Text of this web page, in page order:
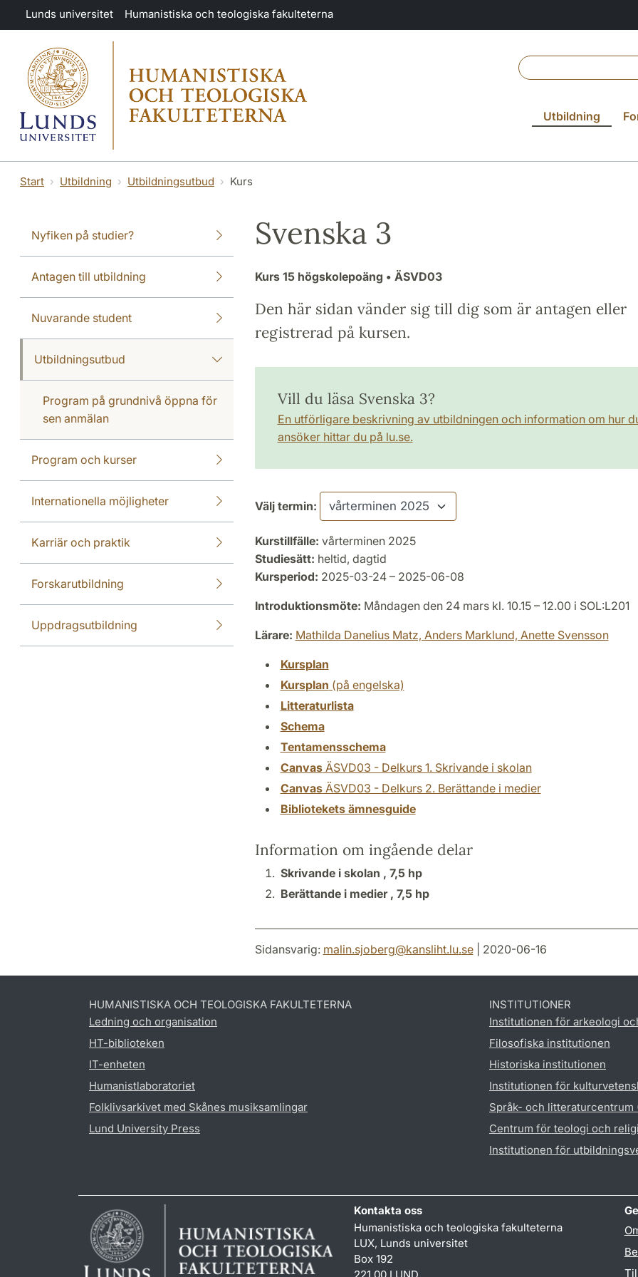
Hoppa till huvudinnehåll
Lunds universitet Humanistiska och teologiska fakulteterna
Utbildning
Start Utbildning Utbildningsutbud Kurs
Nyfiken på studier?
Antagen till utbildning
Nuvarande student
Utbildningsutbud
Program på grundnivå öppna för
sen anmälan
Program och kurser
Internationella möjligheter
Karriär och praktik
Forskarutbildning
Uppdragsutbildning
Svenska 3
Kurs 15 högskolepoäng • ÄSVD03
Den här sidan vänder sig till dig som är antagen eller
registrerad på kursen.
Vill du läsa Svenska 3?
En utförligare beskrivning av utbildningen och information om hur
ansöker hittar du på lu.se.
Välj termin:
Kurstillfälle: vårterminen 2025
Studiesätt: heltid, dagtid
Kursperiod: 2025-03-24 – 2025-06-08
Introduktionsmöte: Måndagen den 24 mars kl. 10.15 – 12.00 i SOL:L201
Lärare: Mathilda Danelius Matz, Anders Marklund, Anette Svensson
Kursplan
Kursplan (på engelska)
Litteraturlista
Schema
Tentamensschema
CanvasÄSVD03 - Delkurs 1. Skrivande i skolan
CanvasÄSVD03 - Delkurs 2. Berättande i medier
Bibliotekets ämnesguide
Information om ingående delar
Skrivande i skolan , 7,5 hp
Berättande i medier , 7,5 hp
Sidansvarig: malin.sjoberg@kansliht.lu.se| 2020-06-16
HUMANISTISKA OCH TEOLOGISKA FAKULTETERNA
Ledning och organisation
HT-biblioteken
IT-enheten
Humanistlaboratoriet
Folklivsarkivet med Skånes musiksamlingar
Lund University Press
INSTITUTIONER
Institutionen för arkeologi
Filosofiska institutionen
Historiska institutionen
Institutionen för
Språk- och litteraturcentrum
Centrum för teologi och
Institutionen för
Kontakta oss
Humanistiska och teologiska fakulteterna
LUX, Lunds universitet
Box 192